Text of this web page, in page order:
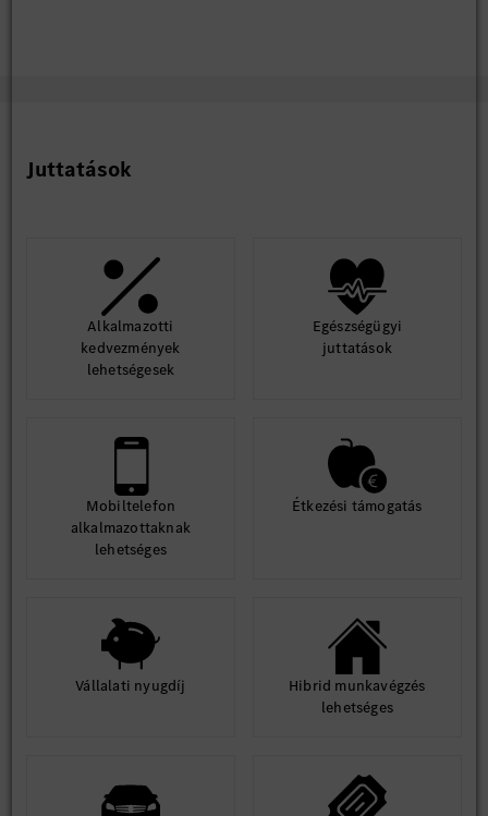
Juttatások
Alkalmazotti
kedvezmények
lehetségesek
Egészségügyi
juttatások
Mobiltelefon
alkalmazottaknak
lehetséges
Étkezési támogatás
Vállalati nyugdíj
Hibrid munkavégzés
lehetséges